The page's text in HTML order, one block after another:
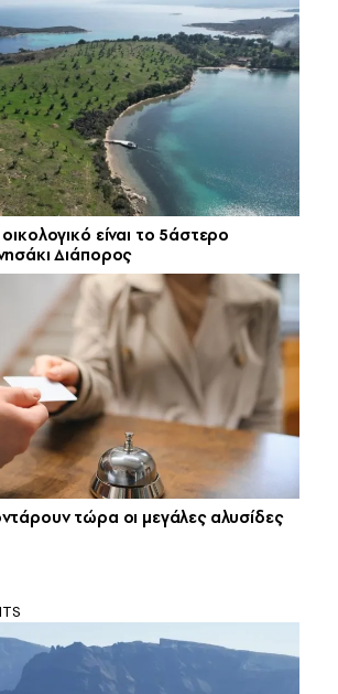
είναι το 5άστερο
Διάπορος
τώρα οι μεγάλες αλυσίδες